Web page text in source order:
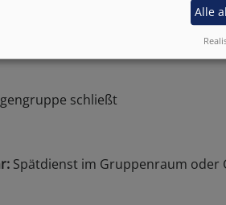
wach werden, Freispiel, Abholzeit,
schließt
Spätdienst im Gruppenraum oder
Alle